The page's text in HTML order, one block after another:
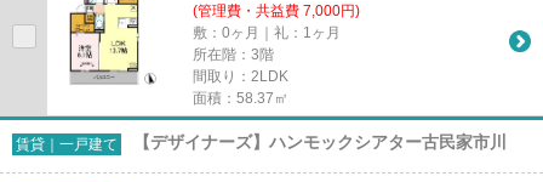
(管理費・共益費 7,000円)
敷：0ヶ月｜礼：1ヶ月
所在階：3階
間取り：2LDK
面積：58.37㎡
賃貸｜一戸建て 【デザイナーズ】ハンモックシアター古民家市川